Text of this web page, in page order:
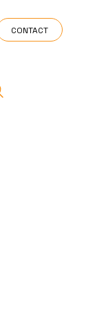
NEWS
CONTACT